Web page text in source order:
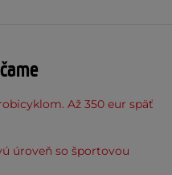
Až 350 eur späť
úroveň so športovou